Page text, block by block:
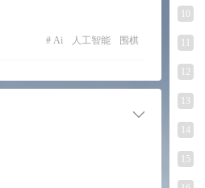
12
13
14
15
# Ai 人工智能 围棋